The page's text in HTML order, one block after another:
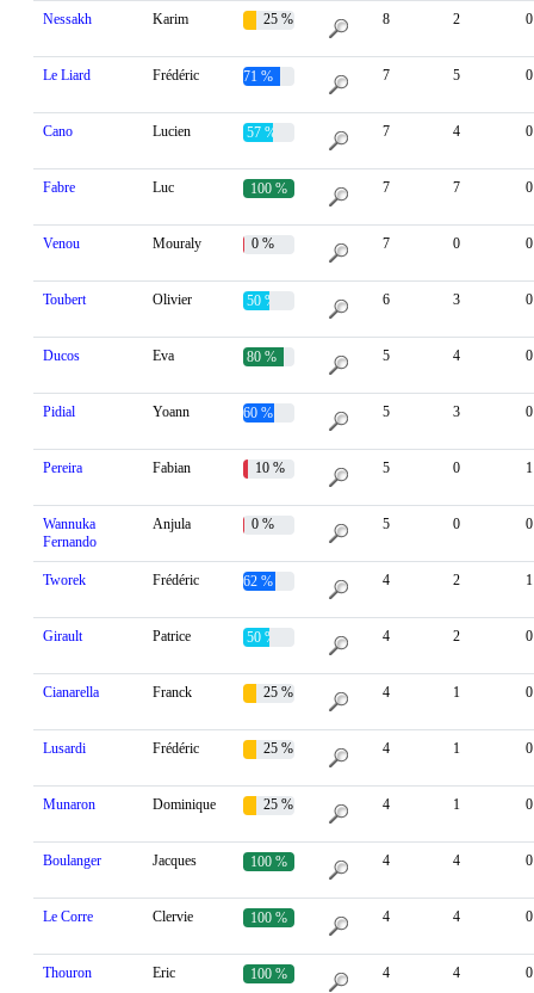
Nessakh Karim 25 % 8 2 0
Le Liard Frédéric 71 % 7 5 0
Cano Lucien 57 % 7 4 0
Fabre Luc 100 % 7 7 0
Venou Mouraly 0 % 7 0 0
Toubert Olivier 50 % 6 3 0
Ducos Eva 80 % 5 4 0
Pidial Yoann 60 % 5 3 0
Pereira Fabian 10 % 5 0 1
Wannuka
Fernando
Anjula 0 % 5 0 0
Tworek Frédéric 62 % 4 2 1
Girault Patrice 50 % 4 2 0
Cianarella Franck 25 % 4 1 0
Lusardi Frédéric 25 % 4 1 0
Munaron Dominique 25 % 4 1 0
Boulanger Jacques 100 % 4 4 0
Le Corre Clervie 100 % 4 4 0
Thouron Eric 100 % 4 4 0